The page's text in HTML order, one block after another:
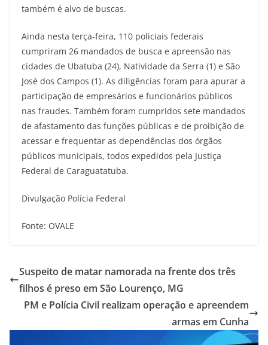
também é alvo de buscas.
Ainda nesta terça-feira, 110 policiais federais
cumpriram 26 mandados de busca e apreensão nas
cidades de Ubatuba (24), Natividade da Serra (1) e São
José dos Campos (1). As diligências foram para apurar a
participação de empresários e funcionários públicos
nas fraudes. Também foram cumpridos sete mandados
de afastamento das funções públicas e de proibição de
acessar e frequentar as dependências dos órgãos
públicos municipais, todos expedidos pela Justiça
Federal de Caraguatatuba.
Divulgação Polícia Federal
Fonte: OVALE
Suspeito de matar namorada na frente dos três
filhos é preso em São Lourenço, MG
PM e Polícia Civil realizam operação e apreendem
armas em Cunha